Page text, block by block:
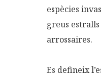
espècies
greus
arrossaires.
Es defineix